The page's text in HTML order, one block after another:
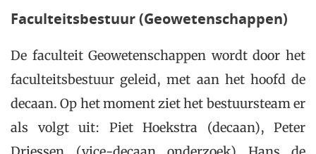
Faculteitsbestuur (Geowetenschappen)
De faculteit Geowetenschappen wordt door het
faculteitsbestuur geleid, met aan het hoofd de
decaan. Op het moment ziet het bestuursteam er
als volgt uit: Piet Hoekstra (decaan), Peter